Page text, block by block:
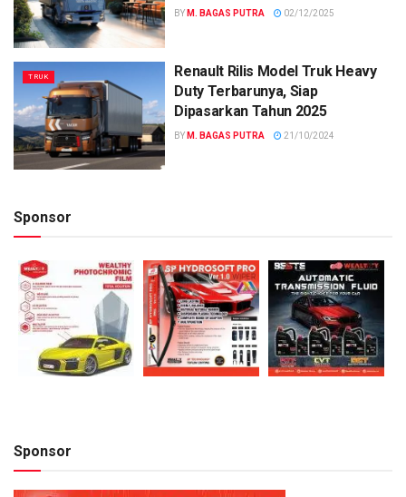
BY M. BAGAS PUTRA 02/12/2025
TRUK
Renault Rilis Model Truk Heavy
Duty Terbarunya, Siap
Dipasarkan Tahun 2025
BY M. BAGAS PUTRA 21/10/2024
Sponsor
Sponsor